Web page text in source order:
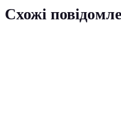
Схожі